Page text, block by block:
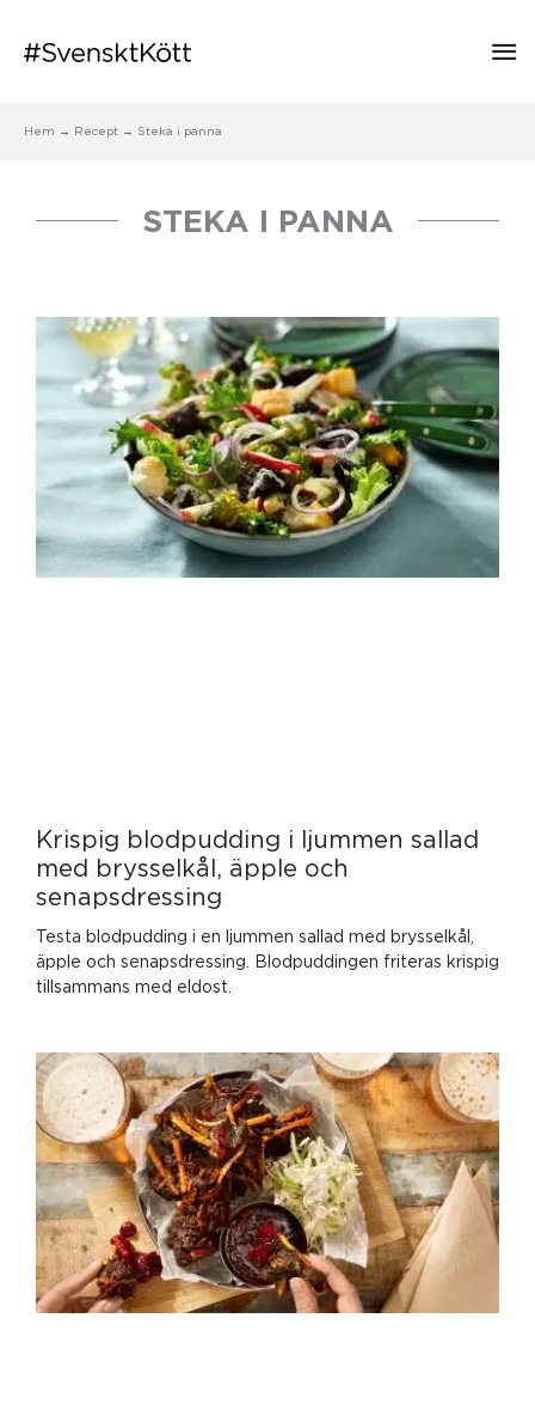
Hem Recept Steka i panna
STEKA I PANNA
Krispig blodpudding i ljummen sallad
med brysselkål, äpple och
senapsdressing
Testa blodpudding i en ljummen sallad med brysselkål,
äpple och senapsdressing. Blodpuddingen friteras krispig
tillsammans med eldost.
SidaSidaSidaSidaSida